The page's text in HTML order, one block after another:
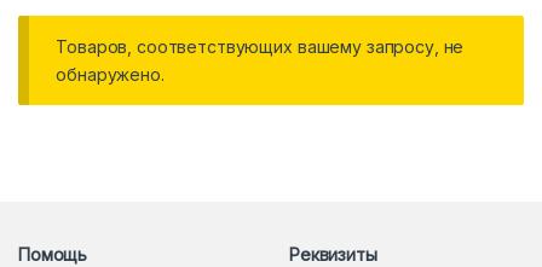
Товаров, соответствующих вашему запросу, не
обнаружено.
Помощь
Реквизиты